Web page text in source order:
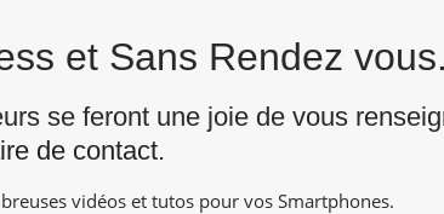
et Sans Rendez vous.
se feront une joie de vous
de contact.
vidéos et tutos pour vos Smartphones.